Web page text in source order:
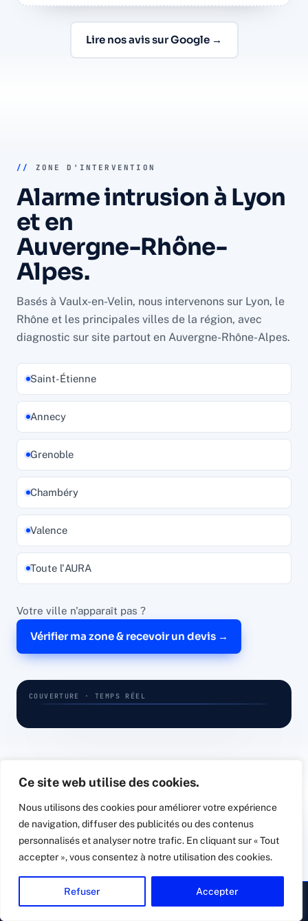
Ce site web utilise des cookies.
Nous utilisons des cookies pour améliorer votre expérience
de navigation, diffuser des publicités ou des contenus
personnalisés et analyser notre trafic. En cliquant sur « Tout
accepter », vous consentez à notre utilisation des cookies.
Refuser Accepter
Lire nos avis sur Google →
// ZONE D'INTERVENTION
Alarme intrusion à Lyon
et en
Auvergne-Rhône-
Alpes.
Basés à Vaulx-en-Velin, nous intervenons sur Lyon, le
Rhône et les principales villes de la région, avec
diagnostic sur site partout en Auvergne-Rhône-Alpes.
Saint-Étienne
Annecy
Grenoble
Chambéry
Valence
Toute l'AURA
Votre ville n'apparaît pas ?
Vérifier ma zone & recevoir un devis →
COUVERTURE · TEMPS RÉEL
AnnecyChambéry
Saint-Étienne
Valence Grenoble
// VOTRE PROJET, ÉTAPE PAR ÉTAPE
De l'audit à laprotection
active.